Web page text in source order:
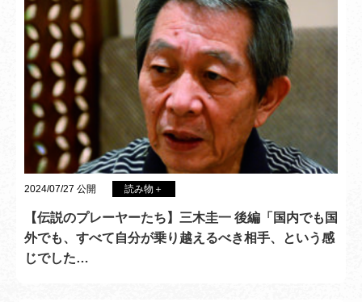
2024/07/27 公開 読み物＋
【伝説のプレーヤーたち】三木圭一 後編「国内でも国
外でも、すべて自分が乗り越えるべき相手、という感
じでした…